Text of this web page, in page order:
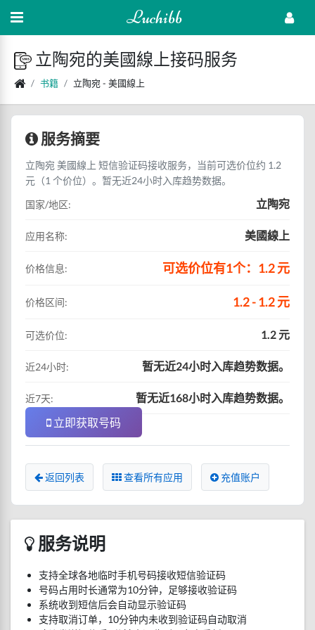
Luchibb
立陶宛的美國線上接码服务
书籍 立陶宛 - 美國線上
服务摘要
立陶宛 美國線上 短信验证码接收服务，当前可选价位约 1.2
元（1 个价位）。暂无近24小时入库趋势数据。
国家/地区:
立陶宛
应用名称: 美國線上
价格信息: 可选价位有1个：1.2 元
价格区间: 1.2 - 1.2 元
可选价位: 1.2 元
近24小时: 暂无近24小时入库趋势数据。
近7天:
暂无近168小时入库趋势数据。
立即获取号码
返回列表 查看所有应用 充值账户
服务说明
支持全球各地临时手机号码接收短信验证码
号码占用时长通常为10分钟，足够接收验证码
系统收到短信后会自动显示验证码
支持取消订单，10分钟内未收到验证码自动取消